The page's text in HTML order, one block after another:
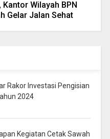
Kantor Wilayah BPN
Gelar Jalan Sehat
Rakor Investasi Pengisian
2024
Kegiatan Cetak Sawah